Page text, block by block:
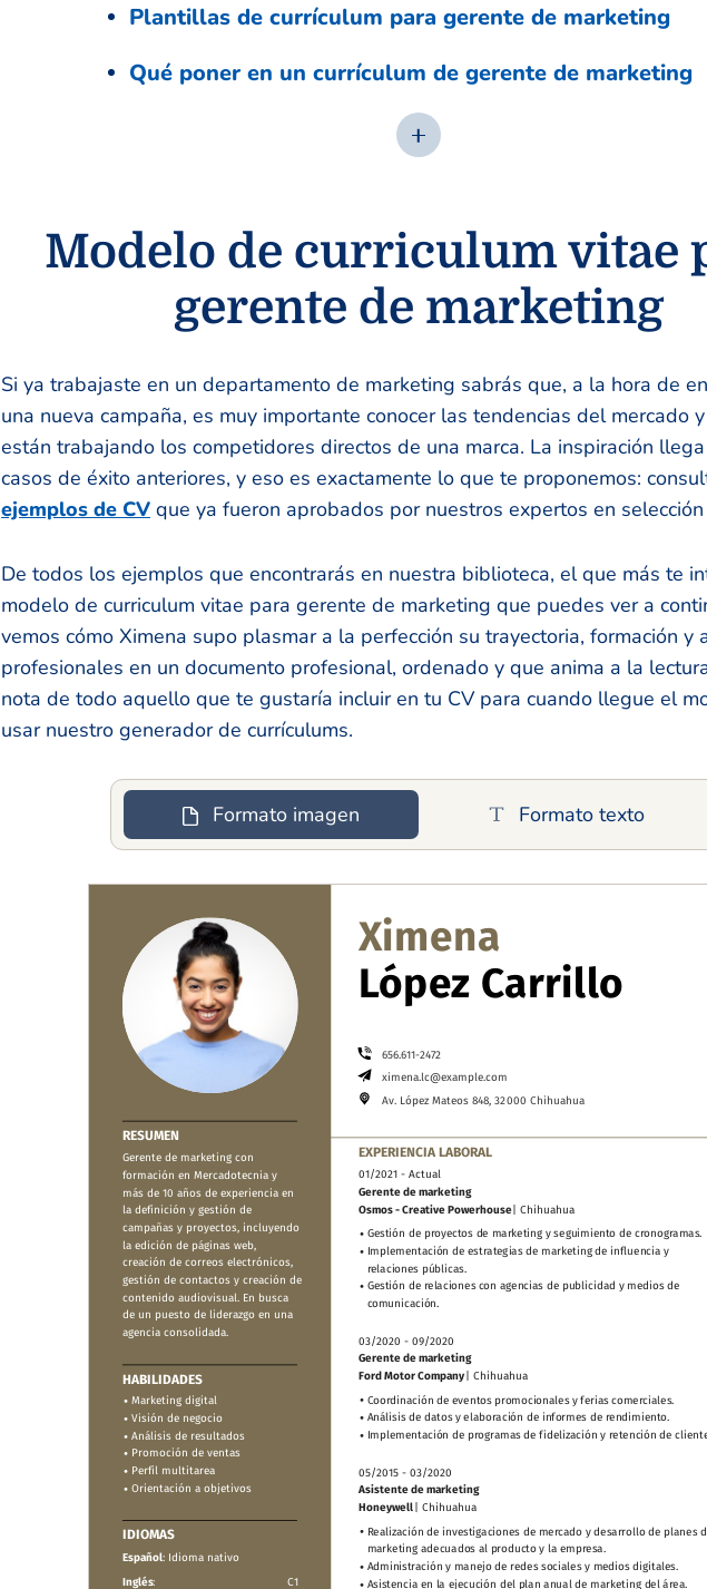
Plantillas de currículum para gerente de marketing
Qué poner en un currículum de gerente de marketing
Modelo de curriculum vitae
gerente de marketing
Si ya trabajaste en un departamento de marketing sabrás que, a la hora de
una nueva campaña, es muy importante conocer las tendencias del mercado
están trabajando los competidores directos de una marca. La inspiración
casos de éxito anteriores, y eso es exactamente lo que te proponemos:
ejemplos de CV que ya fueron aprobados por nuestros expertos en
De todos los ejemplos que encontrarás en nuestra biblioteca, el que más te
modelo de curriculum vitae para gerente de marketing que puedes ver a
vemos cómo Ximena supo plasmar a la perfección su trayectoria, formación y
profesionales en un documento profesional, ordenado y que anima a la
nota de todo aquello que te gustaría incluir en tu CV para cuando llegue el
usar nuestro generador de currículums.
Formato imagen Formato texto